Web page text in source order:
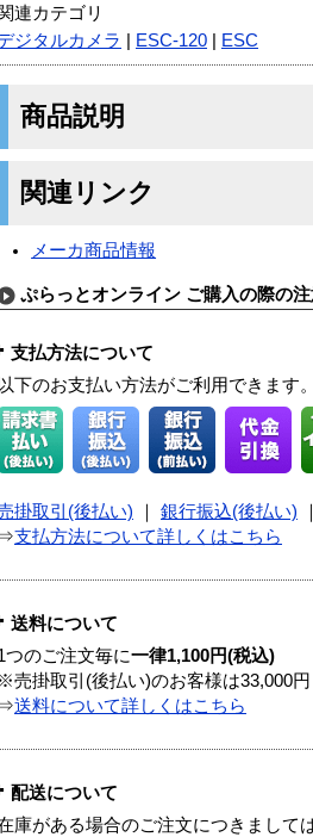
連カテゴリ
ジタルカメラ
ESC-120 ESC
商品説明
関連リンク
メーカ商品情報
ぷらっとオンライン ご購入の際の
支払方法について
下のお支払い方法がご利用できます。
掛取引(後払い) 銀行振込(後払い)
⇒支払方法について詳しくはこちら
送料について
つのご注文毎に一律1,100円(税込)
※売掛取引(後払い)のお客様は33,000
⇒送料について詳しくはこちら
配送について
庫がある場合のご注文につきまして